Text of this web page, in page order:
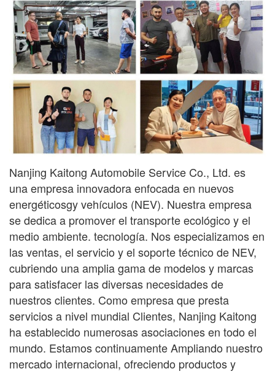
Nanjing Kaitong Automobile Service Co., Ltd. es
una empresa innovadora enfocada en nuevos
energéticosgyvehículos (NEV). Nuestra empresa
se dedica a promover el transporte ecológico y el
medio ambiente. tecnología. Nos especializamos en
las ventas, el servicio y el soporte técnico de NEV,
cubriendo una amplia gamade modelos y marcas
para satisfacer las diversas necesidades de
nuestros clientes. Como empresa que presta
servicios a nivel mundial Clientes, Nanjing Kaitong
ha establecido numerosas asociaciones en todo el
mundo. Estamos continuamenteAmpliando nuestro
mercado internacional, ofreciendo productos y